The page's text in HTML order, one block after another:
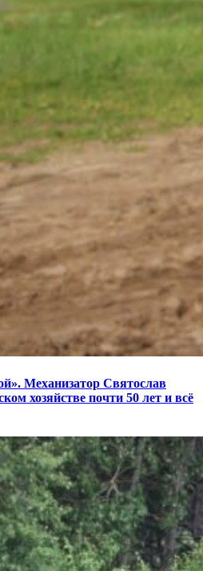
Механизатор Святослав
хозяйстве почти 50 лет и всё